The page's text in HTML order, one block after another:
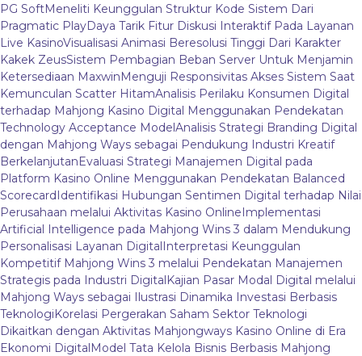
PG SoftMeneliti Keunggulan Struktur Kode Sistem Dari
Pragmatic PlayDaya Tarik Fitur Diskusi Interaktif Pada Layanan
Live KasinoVisualisasi Animasi Beresolusi Tinggi Dari Karakter
Kakek ZeusSistem Pembagian Beban Server Untuk Menjamin
Ketersediaan MaxwinMenguji Responsivitas Akses Sistem Saat
Kemunculan Scatter HitamAnalisis Perilaku Konsumen Digital
terhadap Mahjong Kasino Digital Menggunakan Pendekatan
Technology Acceptance ModelAnalisis Strategi Branding Digital
dengan Mahjong Ways sebagai Pendukung Industri Kreatif
BerkelanjutanEvaluasi Strategi Manajemen Digital pada
Platform Kasino Online Menggunakan Pendekatan Balanced
ScorecardIdentifikasi Hubungan Sentimen Digital terhadap Nilai
Perusahaan melalui Aktivitas Kasino OnlineImplementasi
Artificial Intelligence pada Mahjong Wins 3 dalam Mendukung
Personalisasi Layanan DigitalInterpretasi Keunggulan
Kompetitif Mahjong Wins 3 melalui Pendekatan Manajemen
Strategis pada Industri DigitalKajian Pasar Modal Digital melalui
Mahjong Ways sebagai Ilustrasi Dinamika Investasi Berbasis
TeknologiKorelasi Pergerakan Saham Sektor Teknologi
Dikaitkan dengan Aktivitas Mahjongways Kasino Online di Era
Ekonomi DigitalModel Tata Kelola Bisnis Berbasis Mahjong